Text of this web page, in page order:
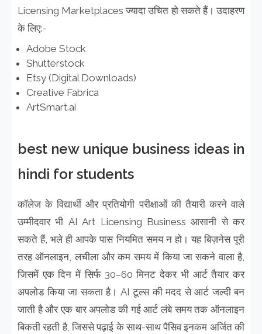
Licensing Marketplaces ज्यादा उचित हो सकते हैं। उदाहरण
के लिए:-
Adobe Stock
Shutterstock
Etsy (Digital Downloads)
Creative Fabrica
ArtSmart.ai
best new unique business ideas in
hindi for students
कॉलेज के विद्यार्थी और प्रतियोगी परीक्षाओं की तैयारी करने वाले
उम्मीदवार भी AI Art Licensing Business आसानी से कर
सकते हैं, भले ही आपके पास नियमित समय न हो। यह बिज़नेस पूरी
तरह ऑनलाइन, लचीला और कम समय में किया जा सकने वाला है,
जिसमें एक दिन में सिर्फ 30–60 मिनट देकर भी आर्ट तैयार कर
अपलोड किया जा सकता है। AI टूल्स की मदद से आर्ट जल्दी बन
जाती है और एक बार अपलोड की गई आर्ट लंबे समय तक ऑनलाइन
बिकती रहती है, जिससे पढ़ाई के साथ-साथ पैसिव इनकम अर्जित की